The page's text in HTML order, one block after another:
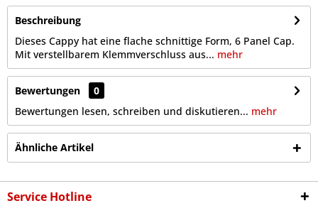
Beschreibung
Dieses Cappy hat eine flache schnittige Form, 6 Panel Cap.
Mit verstellbarem Klemmverschluss aus... mehr
Bewertungen
0
Bewertungen lesen, schreiben und diskutieren... mehr
Ähnliche Artikel
Service Hotline